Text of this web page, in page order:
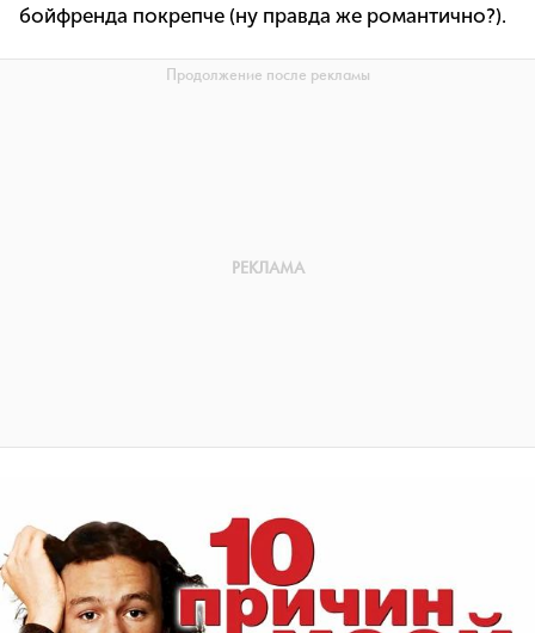
бойфренда покрепче (ну правда же романтично?).